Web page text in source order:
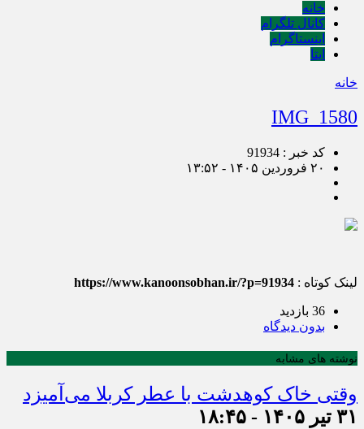
خانه
کانال تلگرام
اینستاگرام
ایتا
خانه
IMG_1580
کد خبر : 91934
۲۰ فروردین ۱۴۰۵ - ۱۳:۵۲
لینک کوتاه : https://www.kanoonsobhan.ir/?p=91934
36 بازدید
بدون دیدگاه
نوشته های مشابه
وقتی خاک کوهدشت با عطر کربلا می‌آمیزد
۳۱ تیر ۱۴۰۵ - ۱۸:۴۵